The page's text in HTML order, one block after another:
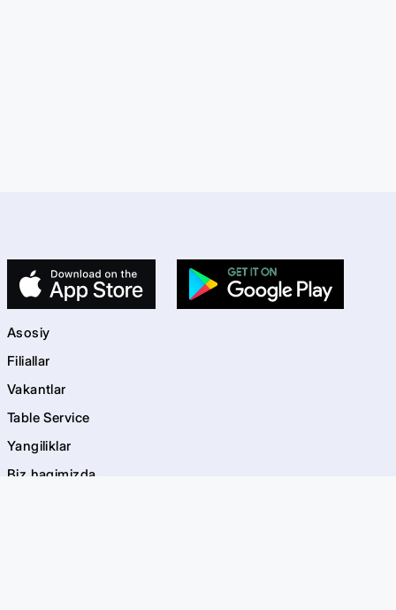
Asosiy
Filiallar
Vakantlar
Table Service
Yangiliklar
Biz haqimizda